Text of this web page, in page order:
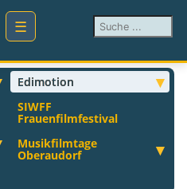
Suchen ...
Edimotion
SIWFF
Frauenfilmfestival
Musikfilmtage
Oberaudorf